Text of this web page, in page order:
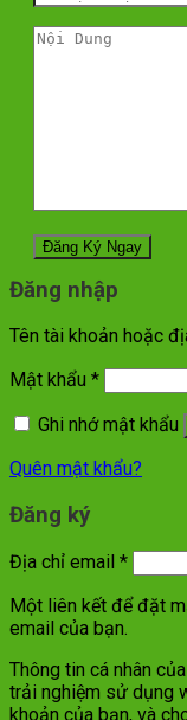
Đăng nhập
Tên tài khoản hoặc
Mật khẩu *
Ghi nhớ mật khẩu
Quên mật khẩu?
Đăng ký
Địa chỉ email *
Một liên kết để đặt
email của bạn.
Thông tin cá nhân
trải nghiệm sử dụng
khoản của bạn, và